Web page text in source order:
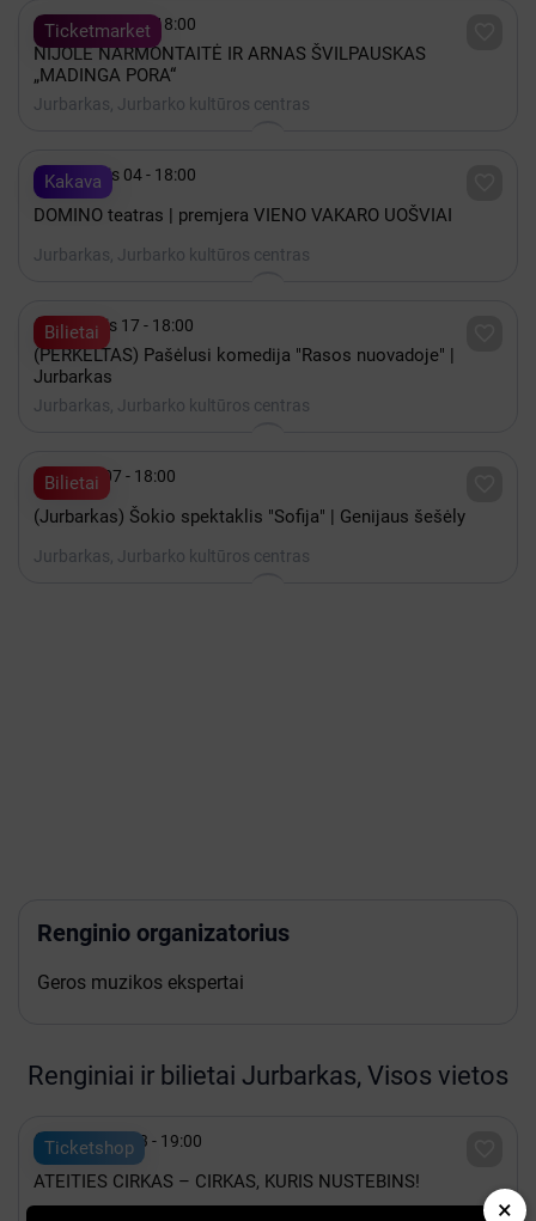
Ticketmarket
 Lapkritis 17 - 18:00
NIJOLĖ NARMONTAITĖ IR ARNAS ŠVILPAUSKAS
„MADINGA PORA“
Jurbarkas, Jurbarko kultūros centras
Kakava
 Lapkritis 04 - 18:00
DOMINO teatras | premjera VIENO VAKARO UOŠVIAI
Jurbarkas, Jurbarko kultūros centras
Bilietai
 Rugsėjis 17 - 18:00
(PERKELTAS) Pašėlusi komedija "Rasos nuovadoje" |
Jurbarkas
Jurbarkas, Jurbarko kultūros centras
Bilietai
 Spalis 07 - 18:00
(Jurbarkas) Šokio spektaklis "Sofija" | Genijaus šešėly
Jurbarkas, Jurbarko kultūros centras
Renginio organizatorius
Geros muzikos ekspertai
Renginiai ir bilietai Jurbarkas, Visos vietos
Ticketshop
 Rugpjūtis 13 - 19:00
ATEITIES CIRKAS – CIRKAS, KURIS NUSTEBINS!
×